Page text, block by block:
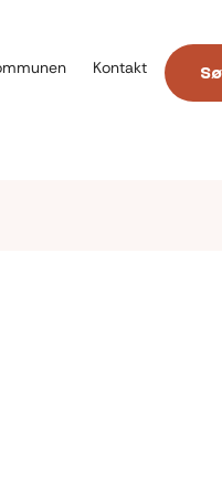
Kontakt